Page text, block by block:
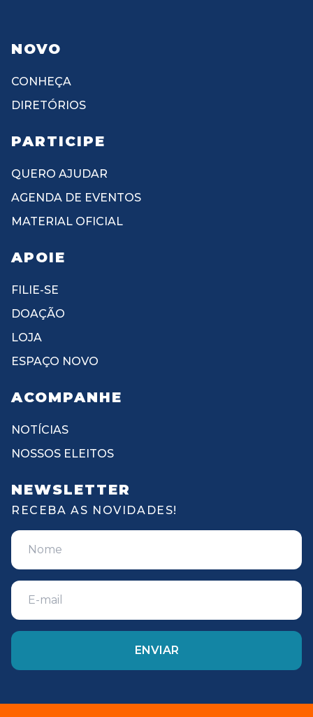
NOVO
CONHEÇA
DIRETÓRIOS
PARTICIPE
QUERO AJUDAR
AGENDA DE EVENTOS
MATERIAL OFICIAL
APOIE
FILIE-SE
DOAÇÃO
LOJA
ESPAÇO NOVO
ACOMPANHE
NOTÍCIAS
NOSSOS ELEITOS
NEWSLETTER
RECEBA AS NOVIDADES!